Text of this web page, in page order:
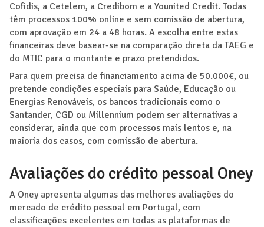
Cofidis, a Cetelem, a Credibom e a Younited Credit. Todas
têm processos 100% online e sem comissão de abertura,
com aprovação em 24 a 48 horas. A escolha entre estas
financeiras deve basear-se na comparação direta da TAEG e
do MTIC para o montante e prazo pretendidos.
Para quem precisa de financiamento acima de 50.000€, ou
pretende condições especiais para Saúde, Educação ou
Energias Renováveis, os bancos tradicionais como o
Santander, CGD ou Millennium podem ser alternativas a
considerar, ainda que com processos mais lentos e, na
maioria dos casos, com comissão de abertura.
Avaliações do crédito pessoal Oney
A Oney apresenta algumas das melhores avaliações do
mercado de crédito pessoal em Portugal, com
classificações excelentes em todas as plataformas de